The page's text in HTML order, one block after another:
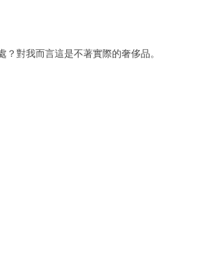
？對我而言這是不著實際的奢侈品。